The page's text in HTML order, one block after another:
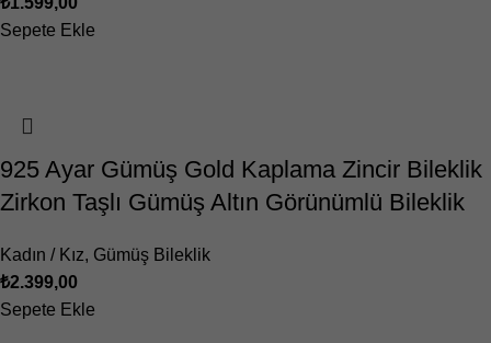
Sepete Ekle
925 Ayar Gümüş Gold Kaplama Zincir Bileklik
Zirkon Taşlı Gümüş Altın Görünümlü Bileklik
Kadın / Kız, Gümüş Bileklik
₺2.399,00
Sepete Ekle